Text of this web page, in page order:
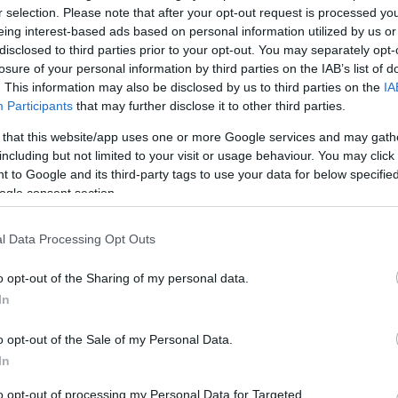
selection. Please note that after your opt-out request is processed
interest-based ads based on personal information utilized by us
to third parties prior to your opt-out. You may separately
of your personal information by third parties on the IAB’s list of
This information may also be disclosed by us to third parties on the
Participants that may further disclose it to other third parties.
that this website/app uses one or more Google services and may
but not limited to your visit or usage behaviour. You may
to Google and its third-party tags to use your data for below
consent section.
Data Processing Opt Outs
opt-out of the Sharing of my personal data.
opt-out of the Sale of my Personal Data.
opt-out of processing my Personal Data for Targeted
0
delegazione sannita per
l’insediamento: ora Benevento...
Alessia Giusti 0
Università, pressing sulla Regione:
potenziare i trasporti per